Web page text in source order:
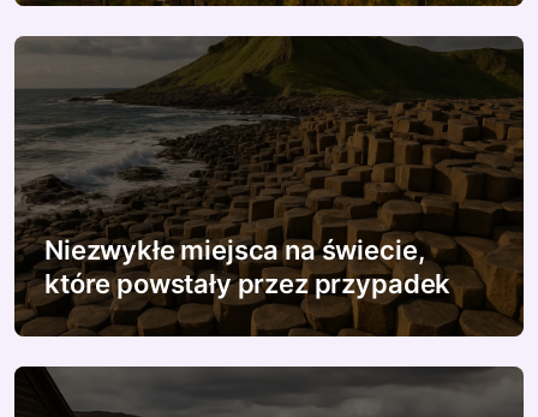
i
u
Niezwykłe miejsca na świecie,
które powstały przez przypadek